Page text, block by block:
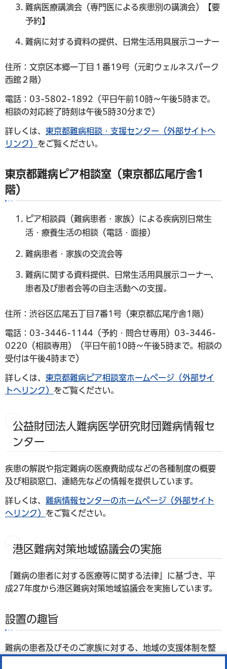
難病医療講演会（専門医による疾患別の講演会）【要
予約】
難病に対する資料の提供、日常生活用具展示コーナー
住所：文京区本郷一丁目１番19号（元町ウェルネスパーク
西館２階）
電話：03-5802-1892（平日午前10時～午後5時まで。
相談の対応終了時刻は午後5時30分まで）
詳しくは、 東京都難病相談・支援センター（外部サイトへ
リンク） をご覧ください。
東京都難病ピア相談室（東京都広尾庁舎1
階）
ピア相談員（難病患者・家族）による疾病別日常生
活・療養生活の相談（電話・面接）
難病患者・家族の交流会等
難病に関する資料提供、日常生活用具展示コーナー、
患者及び患者会等の自主活動への支援。
住所：渋谷区広尾五丁目7番1号（東京都広尾庁舎1階）
電話：03-3446-1144（予約・問合せ専用）03-3446-
0220（相談専用）（平日午前10時～午後5時まで。相談の
受付は午後4時まで）
詳しくは、 東京都難病ピア相談室ホームページ（外部サイ
トへリンク） をご覧ください。
公益財団法人難病医学研究財団難病情報セ
ンター
疾患の解説や指定難病の医療費助成などの各種制度の概要
及び相談窓口、連絡先などの情報を提供しています。
詳しくは、 難病情報センターのホームページ（外部サイト
へリンク） をご覧ください。
港区難病対策地域協議会の実施
「難病の患者に対する医療等に関する法律」に基づき、平
成27年度から港区難病対策地域協議会を実施しています。
設置の趣旨
難病の患者及びそのご家族に対する、地域の支援体制を整